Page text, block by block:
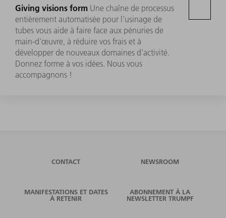
Giving visions form Une chaîne de processus
entièrement automatisée pour l'usinage de
tubes vous aide à faire face aux pénuries de
main-d'œuvre, à réduire vos frais et à
développer de nouveaux domaines d'activité.
Donnez forme à vos idées. Nous vous
accompagnons !
CONTACT NEWSROOM
MANIFESTATIONS ET DATES
À RETENIR
ABONNEMENT À LA
NEWSLETTER TRUMPF